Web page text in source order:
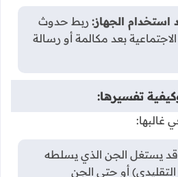
استخدام الجهاز: ربط حدوث
بعد مكالمة أو رسالة
تفسيرها:
غالبها:
قد يستغل الجن الذي يسلطه
أو حتى الجن